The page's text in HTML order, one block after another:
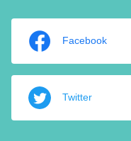
Facebook
Twitter